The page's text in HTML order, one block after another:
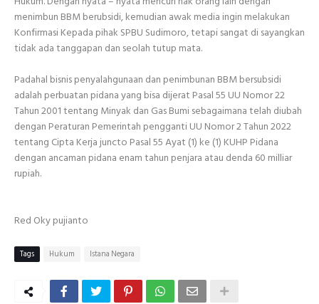
menimbun BBM berubsidi, kemudian awak media ingin melakukan
Konfirmasi Kepada pihak SPBU Sudimoro, tetapi sangat di sayangkan
tidak ada tanggapan dan seolah tutup mata.
Padahal bisnis penyalahgunaan dan penimbunan BBM bersubsidi
adalah perbuatan pidana yang bisa dijerat Pasal 55 UU Nomor 22
Tahun 2001 tentang Minyak dan Gas Bumi sebagaimana telah diubah
dengan Peraturan Pemerintah pengganti UU Nomor 2 Tahun 2022
tentang Cipta Kerja juncto Pasal 55 Ayat (1) ke (1) KUHP Pidana
dengan ancaman pidana enam tahun penjara atau denda 60 milliar
rupiah.
Red Oky pujianto
Tags Hukum Istana Negara